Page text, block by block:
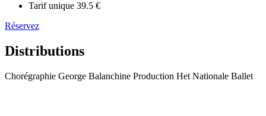
Tarif unique 39.5 €
Réservez
Distributions
Chorégraphie George Balanchine Production Het Nationale Ballet